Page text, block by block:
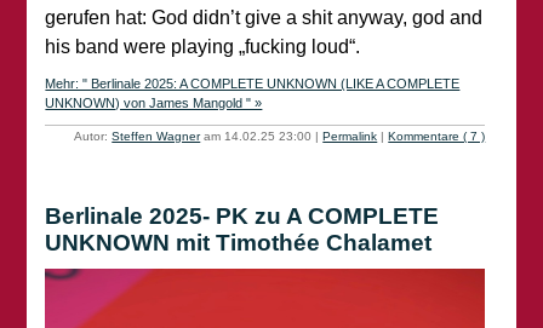
gerufen hat: God didn’t give a shit anyway, god and
his band were playing „fucking loud“.
Mehr: " Berlinale 2025: A COMPLETE UNKNOWN (LIKE A COMPLETE
UNKNOWN) von James Mangold " »
Autor:Steffen Wagneram 14.02.25 23:00 |Permalink |Kommentare ( 7 )
Berlinale 2025- PK zu A COMPLETE
UNKNOWN mit Timothée Chalamet